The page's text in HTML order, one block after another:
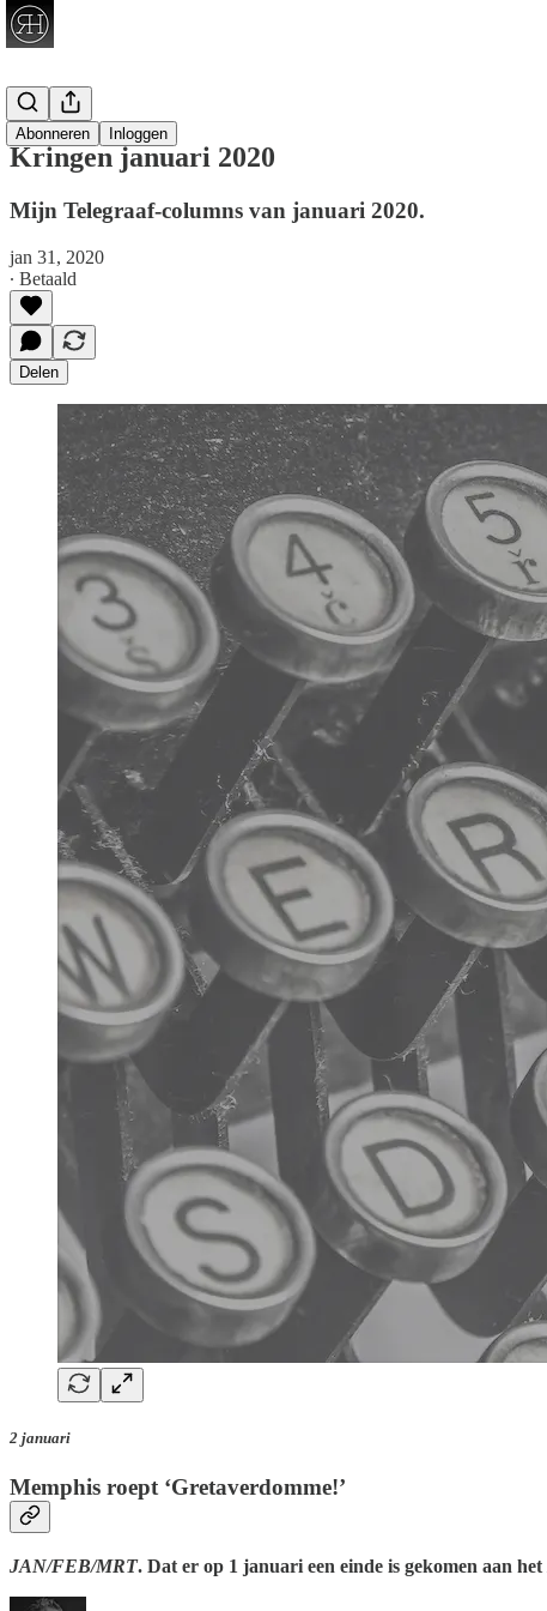
Abonneren Inloggen
Telegraaf
Kringen januari 2020
Mijn Telegraaf-columns van januari 2020.
jan 31, 2020
∙ Betaald
Delen
2 januari
Memphis roept ‘Gretaverdomme!’
JAN/FEB/MRT. Dat er op 1 januari een einde is gekomen aan het